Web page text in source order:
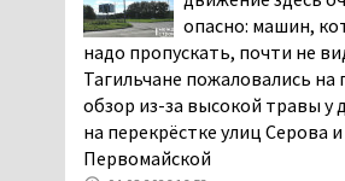
Двое детей
при сходе
рельсов в Нижнем
Правительство РФ
разрешило
опасно: машин,
надо пропускать, почти не
Тагильчане пожаловались на
обзор из-за высокой травы у
на перекрёстке улиц Серова и
Первомайской